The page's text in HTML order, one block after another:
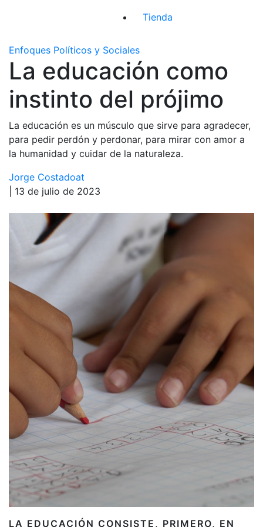
Tienda
Enfoques Políticos y Sociales
La educación como
instinto del prójimo
La educación es un músculo que sirve para agradecer,
para pedir perdón y perdonar, para mirar con amor a
la humanidad y cuidar de la naturaleza.
Jorge Costadoat
| 13 de julio de 2023
LA EDUCACIÓN CONSISTE, PRIMERO, EN